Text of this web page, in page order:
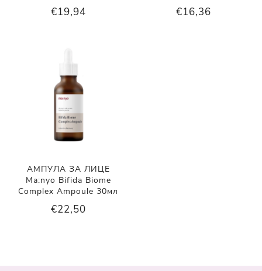
€19,94 €16,36
АМПУЛА ЗА ЛИЦЕ
Ma:nyo Bifida Biome
Complex Ampoule 30мл
€22,50